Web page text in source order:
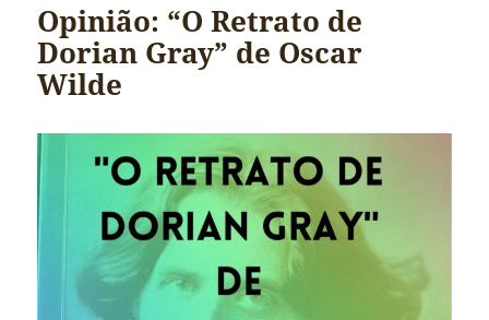
Opinião: “O Retrato de
Dorian Gray” de Oscar
Wilde